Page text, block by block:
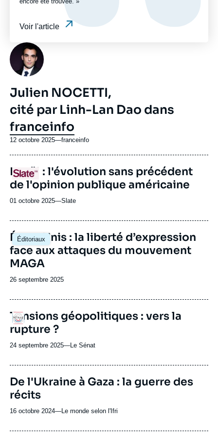
Voir l'article
Photo
Julien NOCETTI,
cité par Linh-Lan Dao dans
franceinfo
12 octobre 2025—Nom
revue
émission
franceinfo
Logo
URL
de
Spotify
Israël : l'évolution sans précédent
de l'opinion publique américaine
01 octobre 2025—Nom
journal,
ou
émission
Slate
Éditoriaux
Image
principale
États-Unis : la liberté d’expression
face aux attaques du mouvement
MAGA
Date
publication
26 septembre 2025
Logo
Tensions géopolitiques : vers la
rupture ?
24 septembre 2025—Nom
journal,
ou
Le Sénat
URL
de
Spotify
De l'Ukraine à Gaza : la guerre des
récits
16 octobre 2024—Nom
journal,
Le monde selon l'Ifri